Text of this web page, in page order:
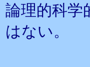
論理的科学
はない。